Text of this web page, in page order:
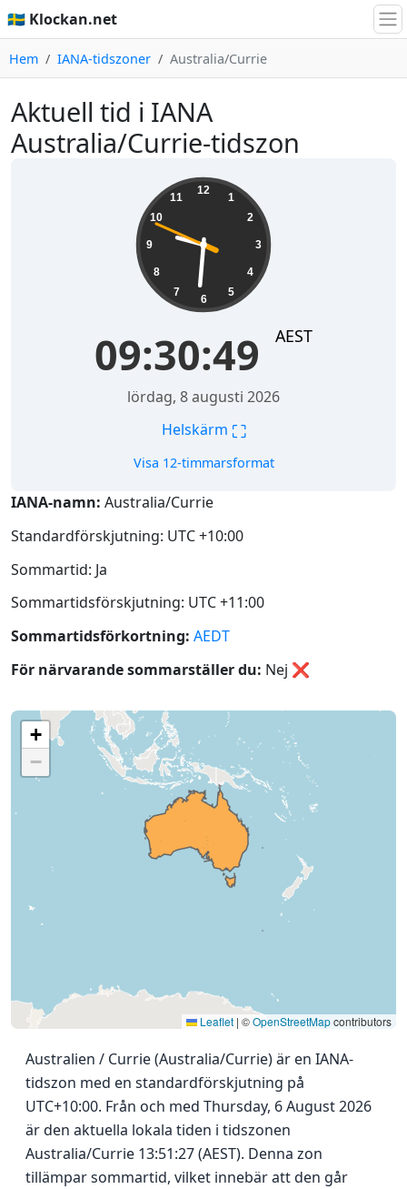
🇸🇪 Klockan.net
Hem IANA-tidszoner Australia/Currie
Aktuell tid i IANA
Australia/Currie-tidszon
12
1
2
3
4
5
6
7
8
9
10
11
09:30:49 AEST
lördag, 8 augusti 2026
Helskärm ⛶
Visa 12-timmarsformat
IANA-namn: Australia/Currie
Standardförskjutning: UTC +10:00
Sommartid: Ja
Sommartidsförskjutning: UTC +11:00
Sommartidsförkortning: AEDT
För närvarande sommarställer du: Nej ❌
+
−
Leaflet | ©OpenStreetMapcontributors
Australien / Currie (Australia/Currie) är en IANA-
tidszon med en standardförskjutning på
UTC+10:00. Från och med Thursday, 6 August 2026
är den aktuella lokala tiden i tidszonen
Australia/Currie 13:51:27 (AEST). Denna zon
tillämpar sommartid, vilket innebär att den går